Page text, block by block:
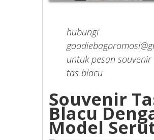
hubungi
untuk pesan souvenir
tas blacu
Souvenir
Blacu
Model